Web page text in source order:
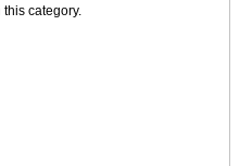
this category.